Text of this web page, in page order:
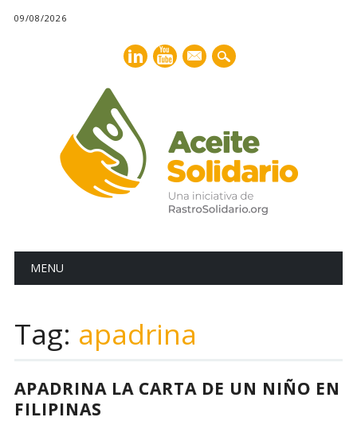
09/08/2026
mail
Main menu
MENU
Tag: apadrina
APADRINA LA CARTA DE UN NIÑO EN
FILIPINAS